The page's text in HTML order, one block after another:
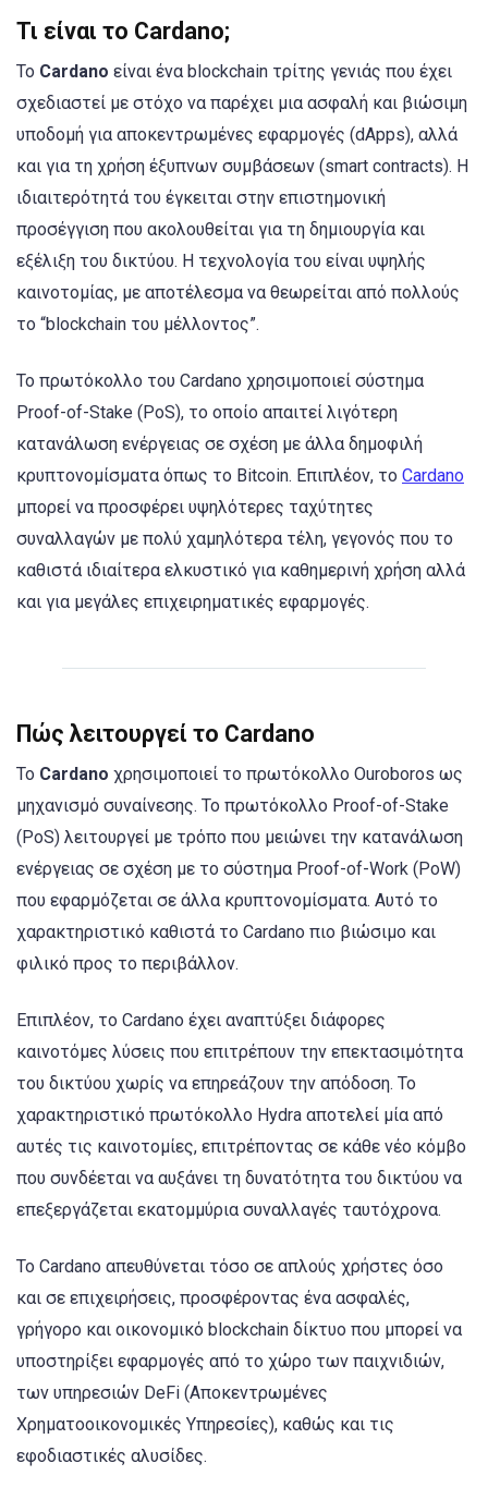
Τι είναι το Cardano;
Το Cardano είναι ένα blockchain τρίτης γενιάς που έχει
σχεδιαστεί με στόχο να παρέχει μια ασφαλή και βιώσιμη
υποδομή για αποκεντρωμένες εφαρμογές (dApps), αλλά
και για τη χρήση έξυπνων συμβάσεων (smart contracts). Η
ιδιαιτερότητά του έγκειται στην επιστημονική
προσέγγιση που ακολουθείται για τη δημιουργία και
εξέλιξη του δικτύου. Η τεχνολογία του είναι υψηλής
καινοτομίας, με αποτέλεσμα να θεωρείται από πολλούς
το “blockchain του μέλλοντος”.
Το πρωτόκολλο του Cardano χρησιμοποιεί σύστημα
Proof-of-Stake (PoS), το οποίο απαιτεί λιγότερη
κατανάλωση ενέργειας σε σχέση με άλλα δημοφιλή
κρυπτονομίσματα όπως το Bitcoin. Επιπλέον, το Cardano
μπορεί να προσφέρει υψηλότερες ταχύτητες
συναλλαγών με πολύ χαμηλότερα τέλη, γεγονός που το
καθιστά ιδιαίτερα ελκυστικό για καθημερινή χρήση αλλά
και για μεγάλες επιχειρηματικές εφαρμογές.
Πώς λειτουργεί το Cardano
Το Cardano χρησιμοποιεί το πρωτόκολλο Ouroboros ως
μηχανισμό συναίνεσης. Το πρωτόκολλο Proof-of-Stake
(PoS) λειτουργεί με τρόπο που μειώνει την κατανάλωση
ενέργειας σε σχέση με το σύστημα Proof-of-Work (PoW)
που εφαρμόζεται σε άλλα κρυπτονομίσματα. Αυτό το
χαρακτηριστικό καθιστά το Cardano πιο βιώσιμο και
φιλικό προς το περιβάλλον.
Επιπλέον, το Cardano έχει αναπτύξει διάφορες
καινοτόμες λύσεις που επιτρέπουν την επεκτασιμότητα
του δικτύου χωρίς να επηρεάζουν την απόδοση. Το
χαρακτηριστικό πρωτόκολλο Hydra αποτελεί μία από
αυτές τις καινοτομίες, επιτρέποντας σε κάθε νέο κόμβο
που συνδέεται να αυξάνει τη δυνατότητα του δικτύου να
επεξεργάζεται εκατομμύρια συναλλαγές ταυτόχρονα.
Το Cardano απευθύνεται τόσο σε απλούς χρήστες όσο
και σε επιχειρήσεις, προσφέροντας ένα ασφαλές,
γρήγορο και οικονομικό blockchain δίκτυο που μπορεί να
υποστηρίξει εφαρμογές από το χώρο των παιχνιδιών,
των υπηρεσιών DeFi (Αποκεντρωμένες
Χρηματοοικονομικές Υπηρεσίες), καθώς και τις
εφοδιαστικές αλυσίδες.